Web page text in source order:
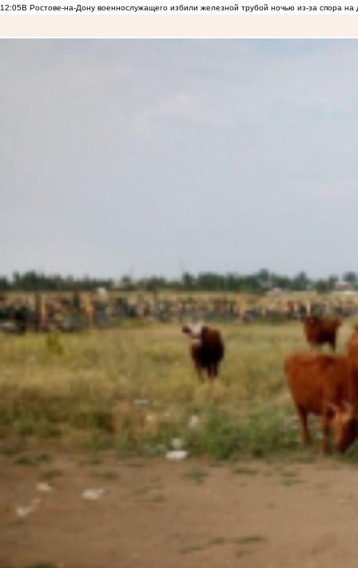
12:05В Ростове-на-Дону военнослужащего избили железной трубой ночью из-за спора на